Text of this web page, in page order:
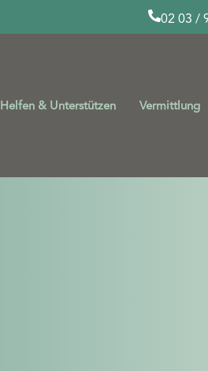
02 03 /
Helfen & Unterstützen Vermittlung